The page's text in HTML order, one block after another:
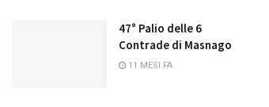
47° Palio delle 6
Contrade di Masnago
11 MESI FA